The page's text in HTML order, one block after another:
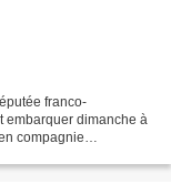
franco-
embarquer dimanche à
compagnie